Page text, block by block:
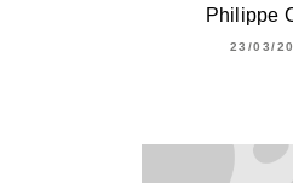
Philippe
23/03/